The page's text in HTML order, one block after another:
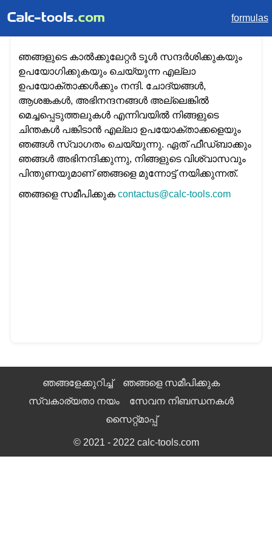
formulas
ഞങ്ങളുടെ കാൽക്കുലേറ്റർ ടൂൾ സന്ദർശിക്കുകയും
ഉപയോഗിക്കുകയും ചെയ്യുന്ന എല്ലാ
ഉപയോക്താക്കൾക്കും നന്ദി. ചോദ്യങ്ങൾ,
ആശങ്കകൾ, അഭിനന്ദനങ്ങൾ അല്ലെങ്കിൽ
മെച്ചപ്പെടുത്തലുകൾ എന്നിവയിൽ നിങ്ങളുടെ
ചിന്തകൾ പങ്കിടാൻ എല്ലാ ഉപയോക്താക്കളെയും
ഞങ്ങൾ സ്വാഗതം ചെയ്യുന്നു. ഏത് ഫീഡ്‌ബാക്കും
ഞങ്ങൾ അഭിനന്ദിക്കുന്നു, നിങ്ങളുടെ വിശ്വാസവും
പിന്തുണയുമാണ് ഞങ്ങളെ മുന്നോട്ട് നയിക്കുന്നത്.
ഞങ്ങളെ സമീപിക്കുകcontactus@calc-tools.com
ഞങ്ങളേക്കുറിച്ച്
ഞങ്ങളെ സമീപിക്കുക
സ്വകാര്യതാ നയം
സേവന നിബന്ധനകൾ
സൈറ്റ്മാപ്പ്
© 2021 - 2022 calc-tools.com